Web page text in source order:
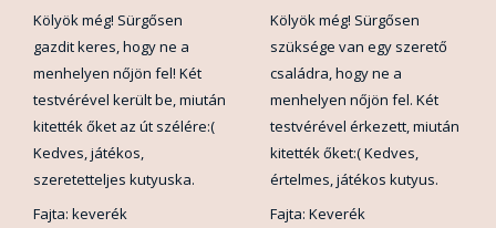
Kölyök még! Sürgősen
gazdit keres, hogy ne a
menhelyen nőjön fel! Két
testvérével került be, miután
kitették őket az út szélére:(
Kedves, játékos,
szeretetteljes kutyuska.
Fajta: keverék
Kölyök még! Sürgősen
szüksége van egy szerető
családra, hogy ne a
menhelyen nőjön fel. Két
testvérével érkezett, miután
kitették őket:( Kedves,
értelmes, játékos kutyus.
Fajta: Keverék